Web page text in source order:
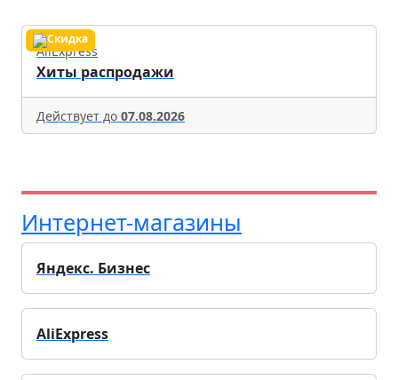
AliExpress
Хиты распродажи
Действует до 07.08.2026
Интернет-магазины
Яндекс. Бизнес
AliExpress